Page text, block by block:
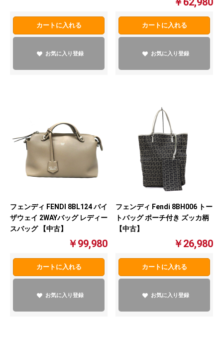
カートに入れる
お気に入り登録
カートに入れる
お気に入り登録
フェンディ FENDI 8BL124 バイ
ザウェイ 2WAYバッグ レディー
スバッグ 【中古】
￥99,980
カートに入れる
お気に入り登録
フェンディ Fendi 8BH006 トー
トバッグ ポーチ付き ズッカ柄
【中古】
￥26,980
カートに入れる
お気に入り登録